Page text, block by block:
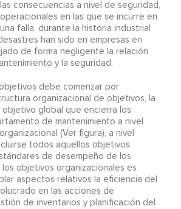
consecuencias a nivel de seguridad,
en las que se incurre en
falla, durante la historia industrial
han sido en empresas en
de forma negligente la relación
y la seguridad.
debe comenzar por
organizacional de objetivos, la
objetivo global que encierra los
de mantenimiento a nivel
(Ver figura), a nivel
todos aquellos objetivos
de desempeño de los
objetivos organizacionales es
aspectos relativos la eficiencia del
en las acciones de
de inventarios y planificación del